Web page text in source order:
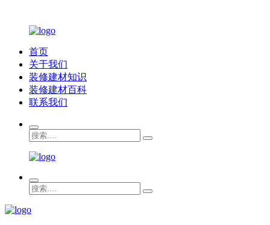
首页
关于我们
装修建材知识
装修建材百科
联系我们